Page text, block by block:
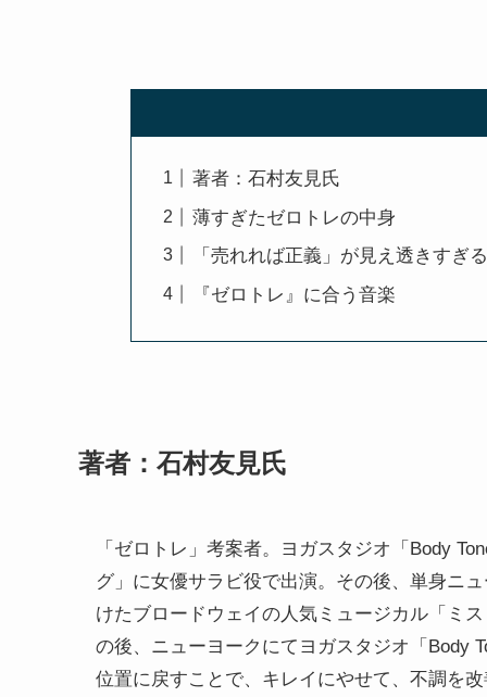
著者：石村友見氏
薄すぎたゼロトレの中身
「売れれば正義」が見え透きすぎる
『ゼロトレ』に合う音楽
著者：石村友見氏
「ゼロトレ」考案者。ヨガスタジオ「Body
グ」に女優サラビ役で出演。その後、単身ニ
けたブロードウェイの人気ミュージカル「ミ
の後、ニューヨークにてヨガスタジオ「Body
位置に戻すことで、キレイにやせて、不調を